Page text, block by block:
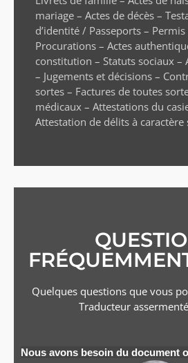
mariage – Actes de décès –
d’identité / Passeports –
Procurations – Actes
constitution – Statuts sociaux –
– Jugements et décisions –
sortes – Factures de toutes
médicaux – Attestations du
Attestation de délits à caractère
Quelques questions que vous
Traducteur assermenté
Nous avons besoin du document